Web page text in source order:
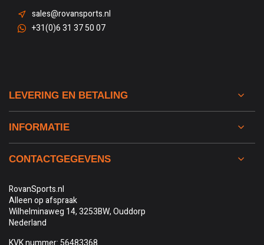
sales@rovansports.nl
+31(0)6 31 37 50 07
LEVERING EN BETALING
INFORMATIE
CONTACTGEGEVENS
RovanSports.nl
Alleen op afspraak
Wilhelminaweg 14, 3253BW, Ouddorp
Nederland